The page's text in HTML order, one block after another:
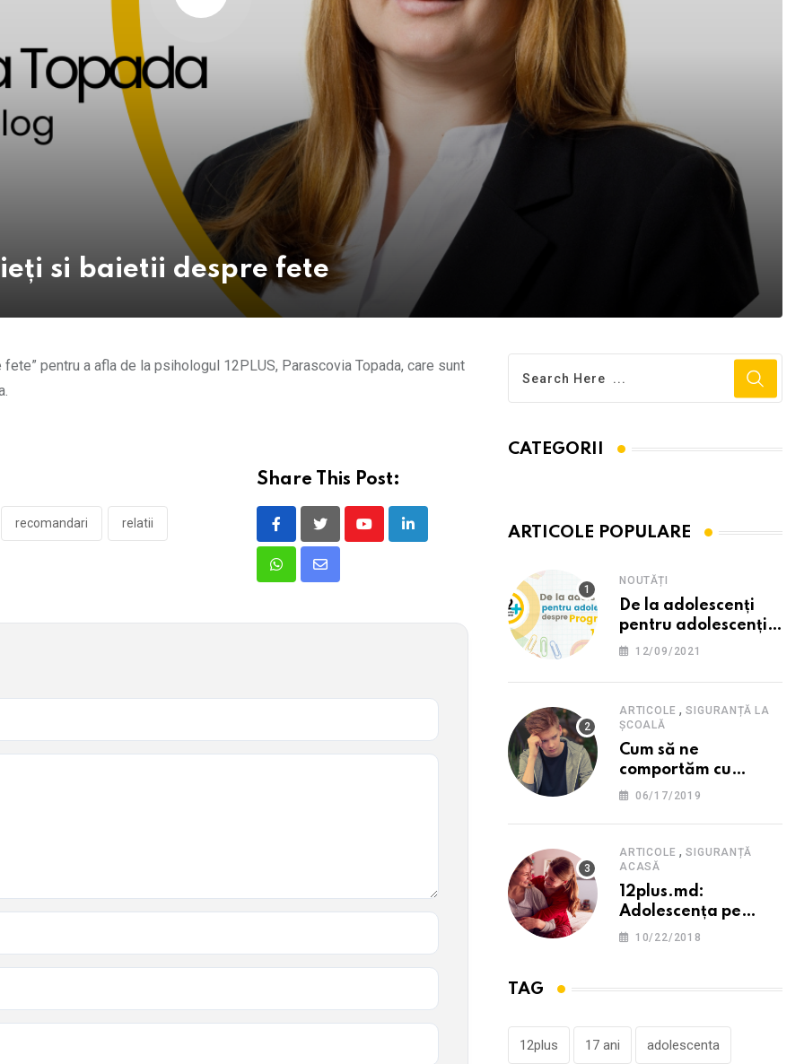
si baietii despre fete
pentru a afla de la psihologul 12PLUS, Parascovia Topada, care sunt
recomandari relatii
Share This Post:
YoutubeLinkedIn
WhatsappShare
Email
CATEGORII
ARTICOLE POPULARE
NOUTĂȚI
De la adolescenți
pentru adolescenți
despre programul
12/09/2021
ARTICOLE ,SIGURANȚĂ LA
ȘCOALĂ
Cum să ne
comportăm cu
persoana care ne-a
supărare?
06/17/2019
ARTICOLE ,SIGURANȚĂ
ACASĂ
12plus.md:
Adolescența pe
înțelesul părinților
10/22/2018
TAG
12plus 17 ani adolescenta